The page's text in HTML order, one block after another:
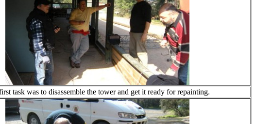
task was to disassemble the tower and get it ready for repainting.